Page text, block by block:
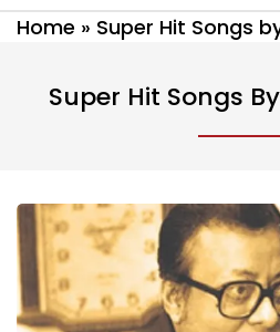
Home » Super Hit Songs
Super Hit Songs